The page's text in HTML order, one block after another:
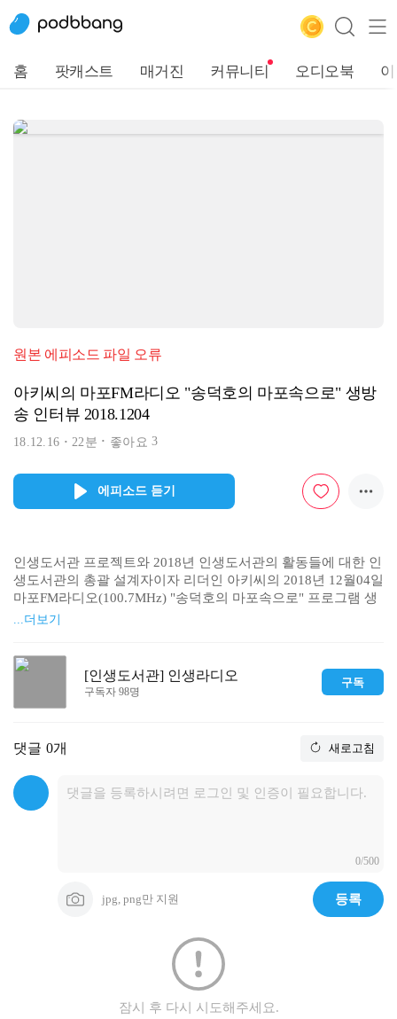
홈 팟캐스트 매거진 커뮤니티 오디오북
원본 에피소드 파일 오류
아키씨의 마포FM라디오 "송덕호의 마포속으로" 생방
송 인터뷰 2018.1204
18.12.16 22분 좋아요3
에피소드 듣기
인생도서관 프로젝트와 2018년 인생도서관의 활동들에 대한 인
생도서관의 총괄 설계자이자 리더인 아키씨의 2018년 12월04일
마포FM라디오(100.7MHz) "송덕호의 마포속으로" 프로그램 생
방송 인터뷰입니다.
ARY
...더보기
[인생도서관] 인생라디오
구독자 98명
구독
댓글 0개 새로고침
0/500
jpg, png만 지원 등록
잠시 후 다시 시도해주세요.